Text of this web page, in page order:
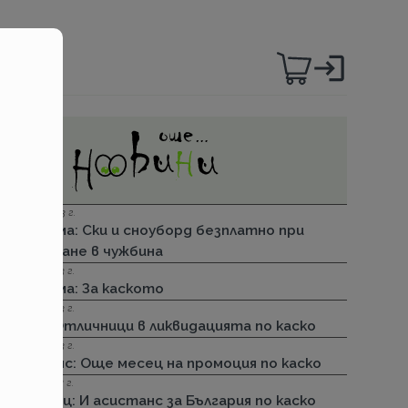
06.12.2023 г.
Групама: Ски и сноуборд безплатно при
пътуване в чужбина
27.04.2023 г.
Групама: За каското
31.03.2023 г.
ДЗИ: Отличници в ликвидацията по каско
31.03.2023 г.
Лев Инс: Още месец на промоция по каско
30.11.2022 г.
Армеец: И асистанс за България по каско